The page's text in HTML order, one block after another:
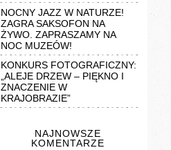
NOCNY JAZZ W NATURZE!
ZAGRA SAKSOFON NA
ŻYWO. ZAPRASZAMY NA
NOC MUZEÓW!
KONKURS FOTOGRAFICZNY:
„ALEJE DRZEW – PIĘKNO I
ZNACZENIE W
KRAJOBRAZIE”
NAJNOWSZE
KOMENTARZE